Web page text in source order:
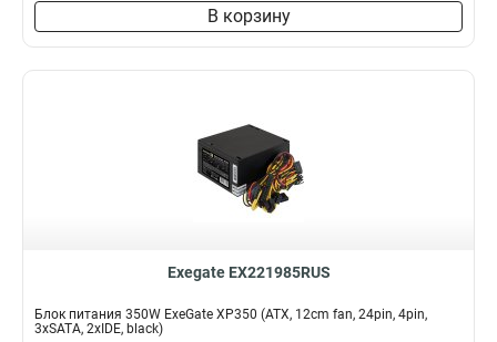
В корзину
Exegate EX221985RUS
Блок питания 350W ExeGate XP350 (ATX, 12cm fan, 24pin, 4pin,
3xSATA, 2xIDE, black)